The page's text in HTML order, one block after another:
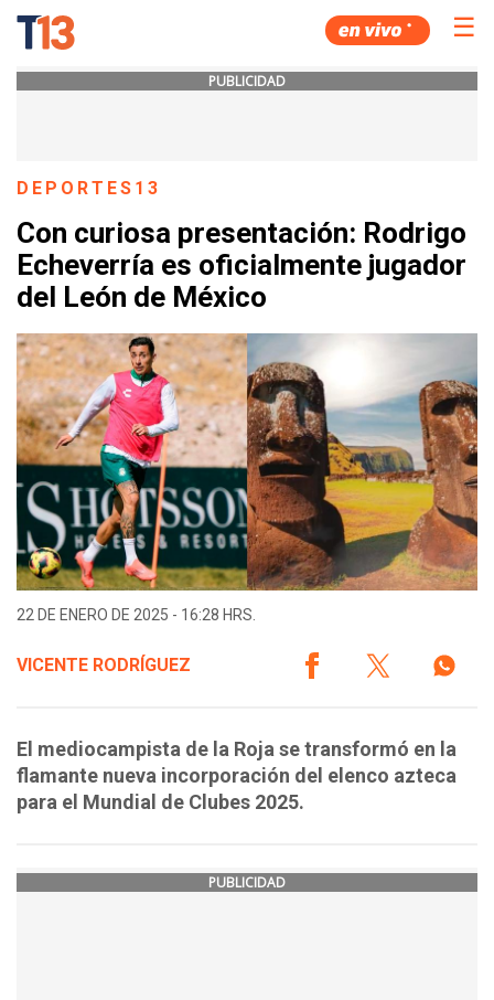
☰
PUBLICIDAD
DEPORTES13
Con curiosa presentación: Rodrigo
Echeverría es oficialmente jugador
del León de México
22 DE ENERO DE 2025 - 16:28 HRS.
VICENTE RODRÍGUEZ
El mediocampista de la Roja se transformó en la
flamante nueva incorporación del elenco azteca
para el Mundial de Clubes 2025.
PUBLICIDAD